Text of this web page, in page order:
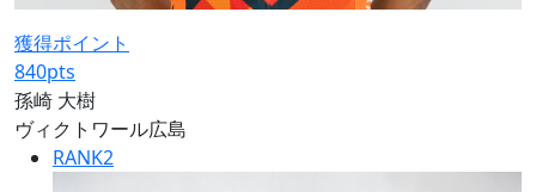
獲得ポイント
840pts
孫崎 大樹
ヴィクトワール広島
RANK2